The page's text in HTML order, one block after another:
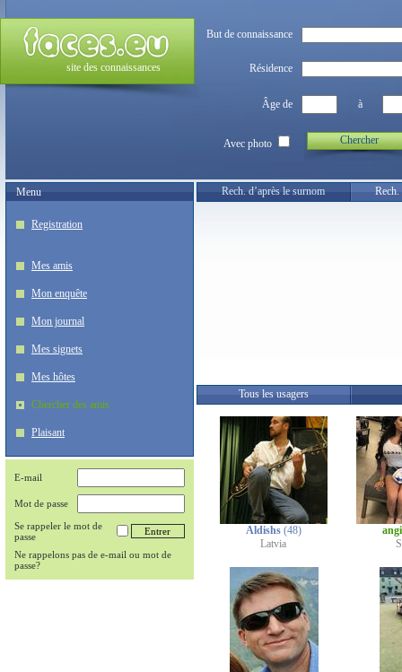
site des connaissances
But de connaissance
Résidence
Âge de à
Avec photo Chercher
Menu
Registration
Mes amis
Mon enquête
Mon journal
Mes signets
Mes hôtes
Chercher des amis
Plaisant
E-mail
Mot de passe
Se rappeler le mot de
passe
Ne rappelons pas de e-mail ou mot de
passe?
Rech. d’après le surnom Rech.
Tous les usagers
Aldishs (48)
Latvia